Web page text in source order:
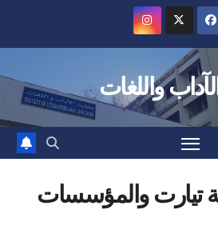
واللغات
تيارت والمؤسسات